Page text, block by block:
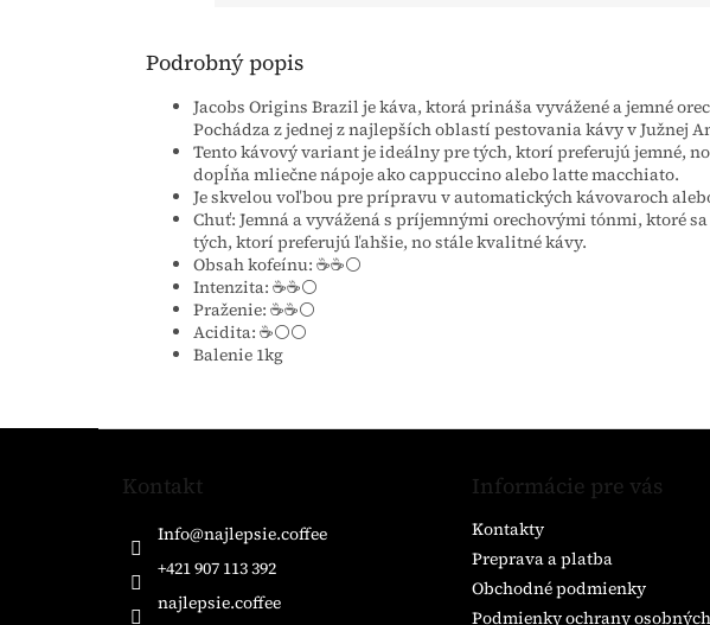
Podrobný popis
Jacobs Origins Brazil je káva, ktorá prináša vyvážené a jemné
Pochádza z jednej z najlepších oblastí pestovania kávy v Južnej
Tento kávový variant je ideálny pre tých, ktorí preferujú jemné,
dopĺňa mliečne nápoje ako cappuccino alebo latte macchiato.
Je skvelou voľbou pre prípravu v automatických kávovaroch
Chuť: Jemná a vyvážená s príjemnými orechovými tónmi, ktoré
tých, ktorí preferujú ľahšie, no stále kvalitné kávy.
Obsah kofeínu: ☕️☕️⚪
Intenzita: ☕️☕️⚪
Praženie: ☕️☕️⚪
Acidita: ☕️⚪⚪
Balenie 1kg
Kontakt
Info@najlepsie.coffee
+421 907 113 392
najlepsie.coffee
Informácie pre vás
Kontakty
Preprava a platba
Obchodné podmienky
Podmienky ochrany